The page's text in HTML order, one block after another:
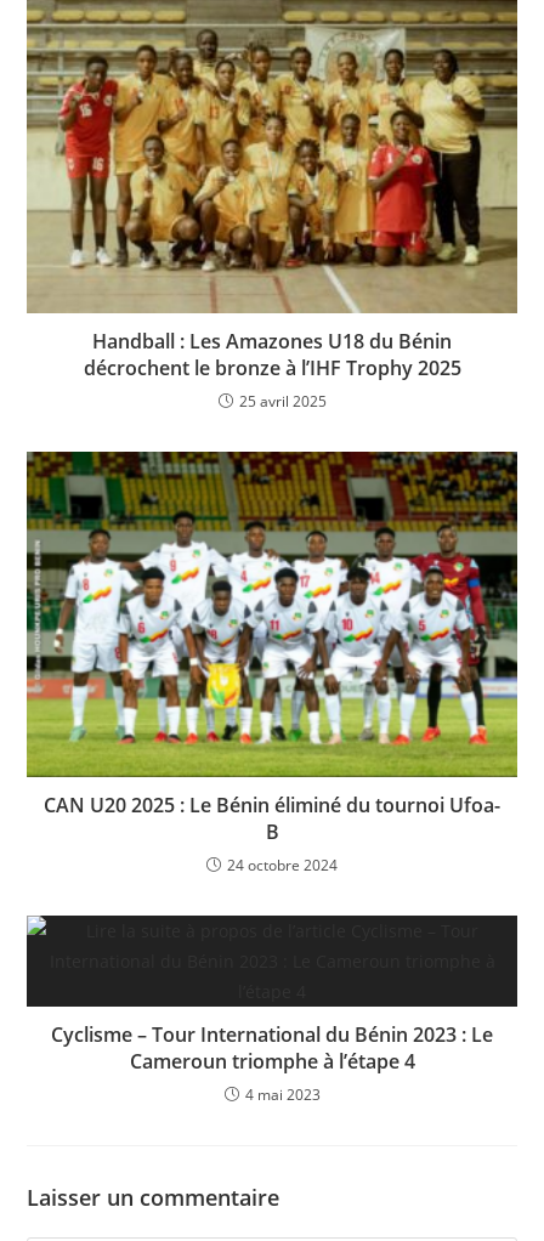
Handball : Les Amazones U18 du Bénin
décrochent le bronze à l’IHF Trophy 2025
25 avril 2025
CAN U20 2025 : Le Bénin éliminé du tournoi Ufoa-
B
24 octobre 2024
Cyclisme – Tour International du Bénin 2023 : Le
Cameroun triomphe à l’étape 4
4 mai 2023
Laisser un commentaire